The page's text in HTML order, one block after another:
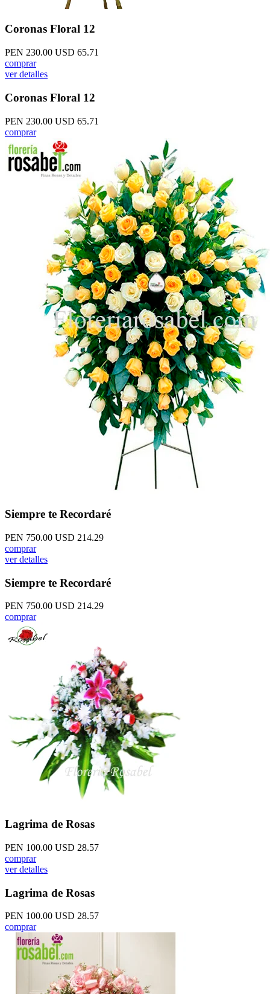
Coronas Floral 12
PEN 230.00 USD 65.71
comprar
ver detalles
Coronas Floral 12
PEN 230.00 USD 65.71
comprar
Siempre te Recordaré
PEN 750.00 USD 214.29
comprar
ver detalles
Siempre te Recordaré
PEN 750.00 USD 214.29
comprar
Lagrima de Rosas
PEN 100.00 USD 28.57
comprar
ver detalles
Lagrima de Rosas
PEN 100.00 USD 28.57
comprar